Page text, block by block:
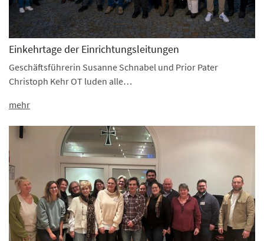
Einkehrtage der Einrichtungsleitungen
Geschäftsführerin Susanne Schnabel und Prior Pater
Christoph Kehr OT luden alle…
mehr